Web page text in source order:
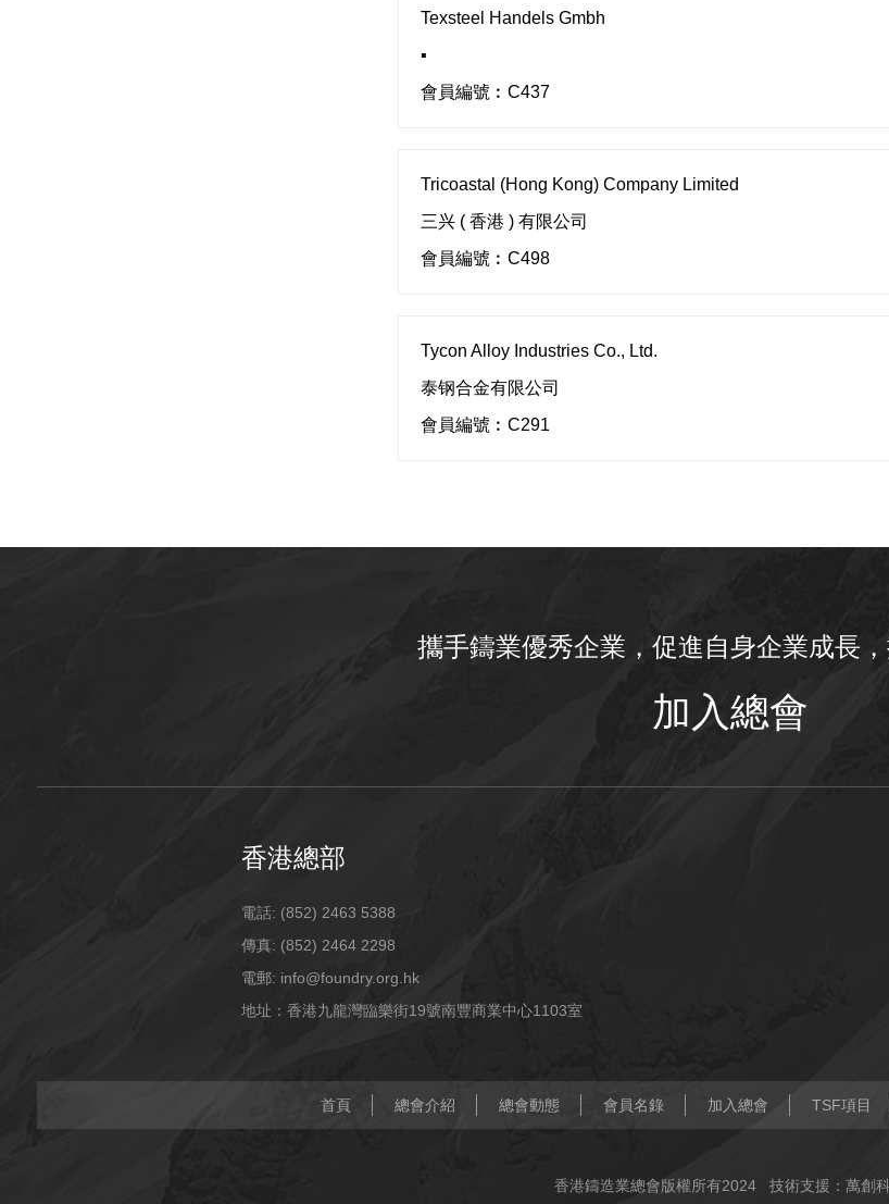
Texsteel Handels Gmbh
▪
會員編號︰C437
Tricoastal (Hong Kong) Company Limited
三兴 ( 香港 ) 有限公司
會員編號︰C498
Tycon Alloy Industries Co., Ltd.
泰钢合金有限公司
會員編號︰C291
攜手鑄業優秀企業，促進自身企業成長
加入總會
香港總部
電話: (852) 2463 5388
傳真: (852) 2464 2298
電郵: info@foundry.org.hk
地址：香港九龍灣臨樂街19號南豐商業中心1103室
首頁 總會介紹 總會動態 會員名錄 加入總會 TSF項目
香港鑄造業總會版權所有2024 技術支援：萬創